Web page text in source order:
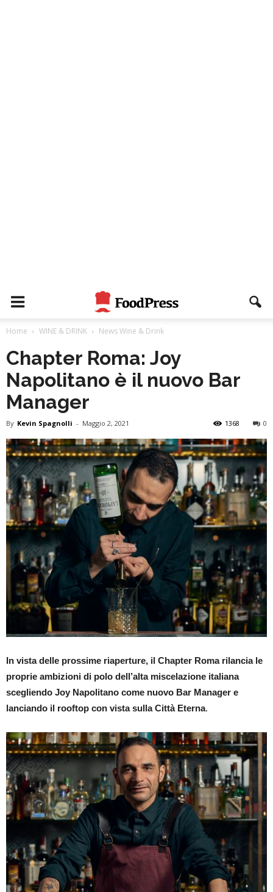
Home WINE & DRINK News Wine & Drink
Chapter Roma: Joy
Napolitano è il nuovo Bar
Manager
By Kevin Spagnolli - Maggio 2, 2021 0
1368
In vista delle prossime riaperture, il Chapter Roma rilancia le
proprie ambizioni di polo dell’alta miscelazione italiana
scegliendo Joy Napolitano come nuovo Bar Manager e
lanciando il rooftop con vista sulla Città Eterna.